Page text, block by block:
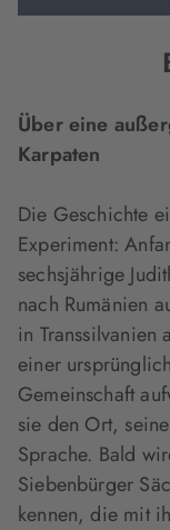
Über eine
Karpaten
Die Geschichte
Experiment:
sechsjährige
nach Rumänien
in Transsilvanien
einer
Gemeinschaft
sie den Ort,
Sprache. Bald
Siebenbürger
kennen, die mit